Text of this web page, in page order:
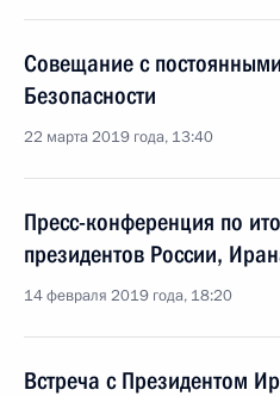
Совещание с
Безопасности
22 марта 2019 года, 13:40
Пресс-конференция по
президентов России,
14 февраля 2019 года, 18:20
Встреча с Президентом